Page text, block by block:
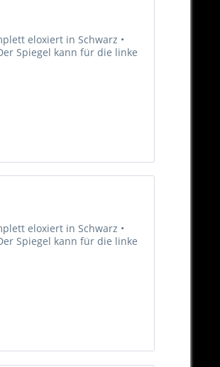
eloxiert in Schwarz •
Spiegel kann für die linke
eloxiert in Schwarz •
Spiegel kann für die linke